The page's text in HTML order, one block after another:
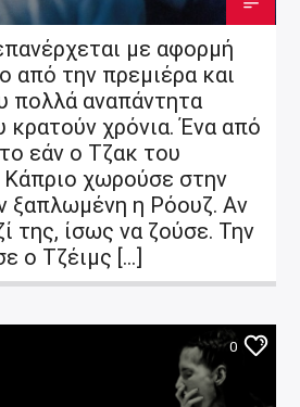
με αφορμή
από την πρεμιέρα και
πολλά αναπάντητα
χρόνια. Ένα από
το εάν ο Τζακ του
χωρούσε στην
ξαπλωμένη η Ρόουζ. Αν
της, ίσως να ζούσε. Την
ο Τζέιμς […]
0